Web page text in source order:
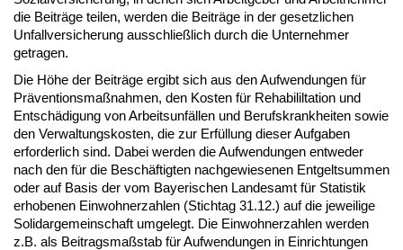
die Beiträge teilen, werden die Beiträge in der gesetzlichen
Unfallversicherung ausschließlich durch die Unternehmer
getragen.
Die Höhe der Beiträge ergibt sich aus den Aufwendungen für
Präventionsmaßnahmen, den Kosten für Rehabililtation und
Entschädigung von Arbeitsunfällen und Berufskrankheiten sowie
den Verwaltungskosten, die zur Erfüllung dieser Aufgaben
erforderlich sind. Dabei werden die Aufwendungen entweder
nach den für die Beschäftigten nachgewiesenen Entgeltsummen
oder auf Basis der vom Bayerischen Landesamt für Statistik
erhobenen Einwohnerzahlen (Stichtag 31.12.) auf die jeweilige
Solidargemeinschaft umgelegt. Die Einwohnerzahlen werden
z.B. als Beitragsmaßstab für Aufwendungen in Einrichtungen